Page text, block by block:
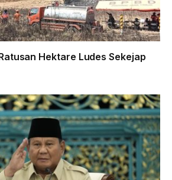
Hektare Ludes Sekejap